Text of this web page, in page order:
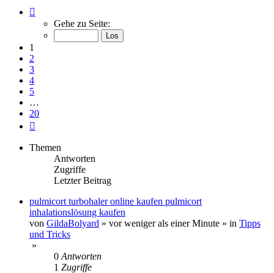
von
Gehe zu Seite:
1
2
3
4
5
…
20
Themen
Antworten
Zugriffe
Letzter Beitrag
pulmicort turbohaler online kaufen pulmicort
inhalationslösung kaufen
von GildaBolyard » vor weniger als einer Minute » in Tipps
und Tricks
»
0 Antworten
1 Zugriffe